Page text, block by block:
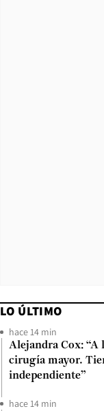
LO ÚLTIMO
hace 14 min
Alejandra Cox: “A
cirugía mayor.
independiente”
hace 14 min